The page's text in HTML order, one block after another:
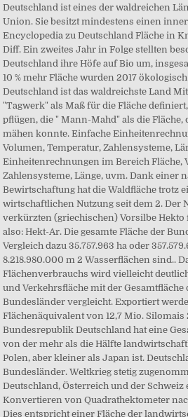
Deutschland ist eines der waldreichen
Union. Sie besitzt mindestens einen
Encyclopedia zu Deutschland Fläche in
Diff. Ein zweites Jahr in Folge stellten
Deutschland ihre Höfe auf Bio um,
10 % mehr Fläche wurden 2017
Deutschland ist das waldreichste Land
"Tagwerk" als Maß für die Fläche
pflügen, die " Mann-Mahd" als die Fläche,
mähen konnte. Einfache
Volumen, Temperatur, Zahlensysteme,
Einheitenrechnungen im Bereich Fläche,
Zahlensysteme, Länge, uvm. Dank einer
Bewirtschaftung hat die Waldfläche trotz
wirtschaftlichen Nutzung seit dem 2. Der
verkürzten (griechischen) Vorsilbe Hekto
also: Hekt-Ar. Die gesamte Fläche der
Vergleich dazu 35.757.963 ha oder
8.218.980.000 m 2 Wasserflächen sind..
Flächenverbrauchs wird vielleicht
und Verkehrsfläche mit der Gesamtfläche
Bundesländer vergleicht. Exportiert
Flächenäquivalent von 12,7 Mio. Silomais
Bundesrepublik Deutschland hat eine
von der mehr als die Hälfte
Polen, aber kleiner als Japan ist.
Bundesländer. Weltkrieg stetig
Deutschland, Österreich und der Schweiz
Konvertieren von Quadrathektometer
Dies entspricht einer Fläche der